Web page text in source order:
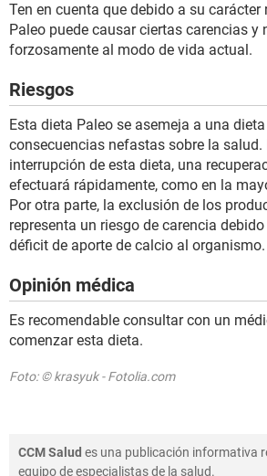
Ten en cuenta que debido a su carácter
Paleo puede causar ciertas carencias y
forzosamente al modo de vida actual.
Riesgos
Esta dieta Paleo se asemeja a una
consecuencias nefastas sobre la salud.
interrupción de esta dieta, una
efectuará rápidamente, como en la
Por otra parte, la exclusión de los
representa un riesgo de carencia
déficit de aporte de calcio al organismo.
Opinión médica
Es recomendable consultar con un
comenzar esta dieta.
Foto: © krasyuk - Fotolia.com
CCM Salud es una publicación informativa
equipo de especialistas de la salud.